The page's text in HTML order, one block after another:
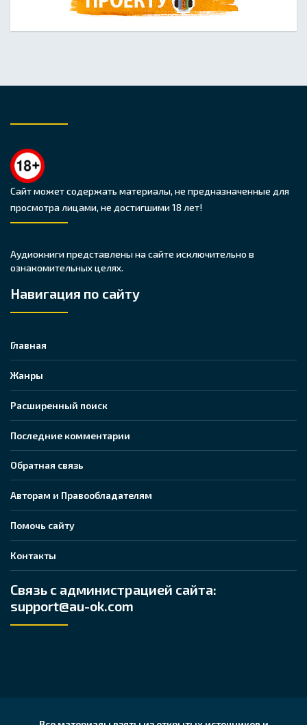
Сайт может содержать материалы, не предназначенные для
просмотра лицами, не достигшими 18 лет!
Аудиокниги представлены на сайте исключительно в
ознакомительных целях.
Навигация по сайту
Главная
Жанры
Расширенный поиск
Последние комментарии
Обратная связь
Авторам и Правообладателям
Помочь сайту
Контакты
Связь с администрацией сайта:
support@au-ok.com